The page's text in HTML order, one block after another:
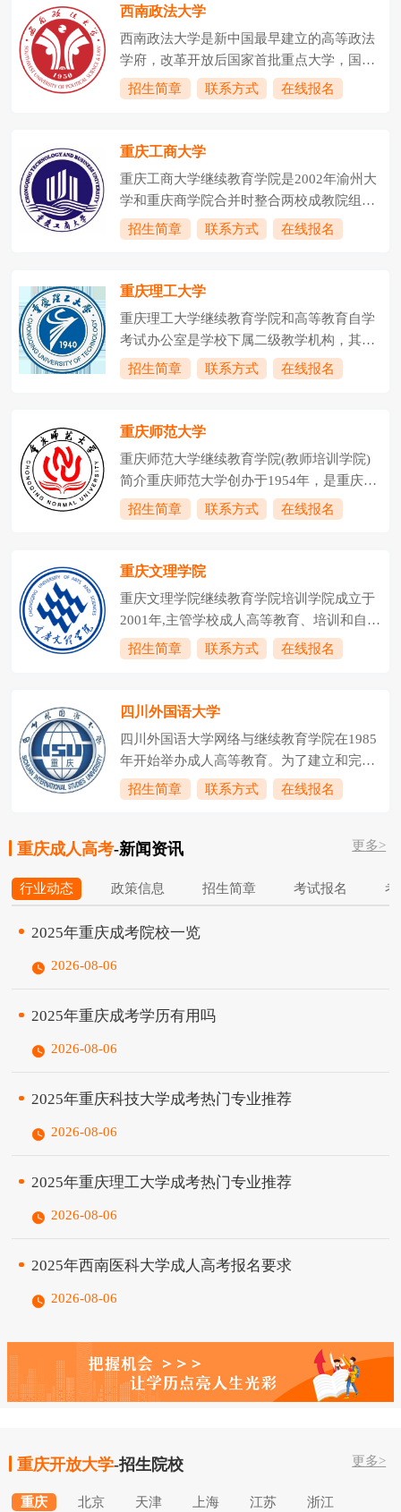
西南政法大学
西南政法大学是新中国最早建立的高等政法
学府，改革开放后国家首批重点大学，国家
首批卓越法律人才教育培养基地，教育部与
重庆市人民政府共建高校，来华留学生中国
能力提升计划入选高校。学校前身为1950年
学。1953年，以西南人民革命大学政法系为
基础，合并当时的重庆大学、四川大学、云
南大学、贵州大学等法律院系，挂牌成立西
1978年，被国务院批准为全国重点大
学;199...
招生简章 联系方式 在线报名
重庆工商大学
重庆工商大学继续教育学院是2002年渝州大
学和重庆商学院合并时整合两校成教院组建
的直属单位，是学校继续教育的归口管理部
门和开展继续教育的办学主体，也是学校服
个科室;现有在职人员19人。重庆工商大学继
展过程中，坚守国家的教育政策和法律法
规，积极与地方政府和企事业单位合作，坚
定走联合办学之路;不断调整专业设置，以适
立、合并、改革等发展过程后，我校继续教
育形成了...
招生简章 联系方式 在线报名
重庆理工大学
重庆理工大学继续教育学院和高等教育自学
考试办公室是学校下属二级教学机构，其主
要职责是归口管理学校所开展的成人高等学
历教育、高等教育自学考试助学以及非学历
办公室)、成教部、自考部、培训部等四个科
训培养基地、重庆市退役军人职业技能培训
基地和重庆理工士继人才培训有限公司、。
学校从1990年开始举办成人高等教育，1994
重庆直辖后首批被重庆市教委和重庆...
招生简章 联系方式 在线报名
重庆师范大学
重庆师范大学继续教育学院(教师培训学院)
简介重庆师范大学创办于1954年，是重庆市
人民政府举办的全日制综合性普通本科院
校，是西部教师教育事业的重要基地之一，
校1986年获批硕士学位授予单位，2003年更
推免单位，2018年获批博士学位授予单位，
2020年综合实力跃升全国高校前200名。校
园面积2688亩, 包括大学城、沙坪坝和北碚
院校之一。学历...
招生简章 联系方式 在线报名
重庆文理学院
重庆文理学院继续教育学院培训学院成立于
2001年,主管学校成人高等教育、培训和自考
社考工作。下设综合办公室、学历教育办公
室、教师培训部、市场拓展部四个科室，现
士学历12人，在读博士4人，兼职硕士生导
长和幼儿园园长培训基地，是重庆市中小学
教师、职教师资和幼儿教师培训基地；是重
庆市专业技术人员继续教育基地、重庆市工
考试考点、全国公共英语考试考点、全国计
招生简章 联系方式 在线报名
四川外国语大学
四川外国语大学网络与继续教育学院在1985
年开始举办成人高等教育。为了建立和完善
独立自主的办学机制、大力发展继续教育，
我校成人教育处（管理部门）和成教部（教
院，集管理和教学职能于一体。2000年5
业技术学院（后更名为应用外语学院），两
育。随着成人高等教育、高等教育自学考试
院。...
招生简章 联系方式 在线报名
重庆成人高考-新闻资讯 更多>
行业动态 政策信息 招生简章 考试报名 考
2‌025年‌‌‌‌‌重庆成考院校一览
2026-08-06
2‌025年‌‌‌‌‌重庆成考学历有用吗
2026-08-06
2‌025年‌‌‌‌‌重庆科技大学成考热门专业推荐
2026-08-06
2‌025年‌‌‌‌‌重庆理工大学成考热门专业推荐
2026-08-06
2025年西南医科大学成人高考报名要求
2026-08-06
重庆开放大学-招生院校 更多>
重庆 北京 天津 上海 江苏
浙江